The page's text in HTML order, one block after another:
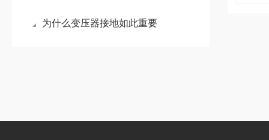
为什么变压器接地如此重要